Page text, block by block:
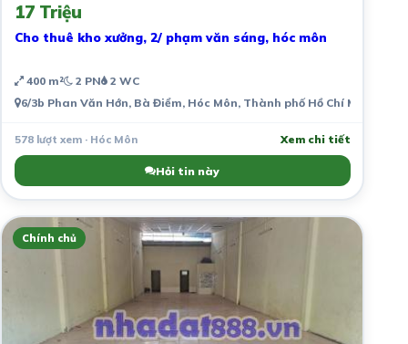
17 Triệu
Cho thuê kho xưởng, 2/ phạm văn sáng, hóc môn
400 m² 2 PN 2 WC
6/3b Phan Văn Hớn, Bà Điểm, Hóc Môn, Thành phố Hồ Chí Minh,
578 lượt xem · Hóc Môn Xem chi tiết
Hỏi tin này
Chính chủ